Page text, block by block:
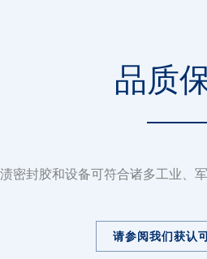
品质
密封胶和设备可符合诸多工业、
请参阅我们获认